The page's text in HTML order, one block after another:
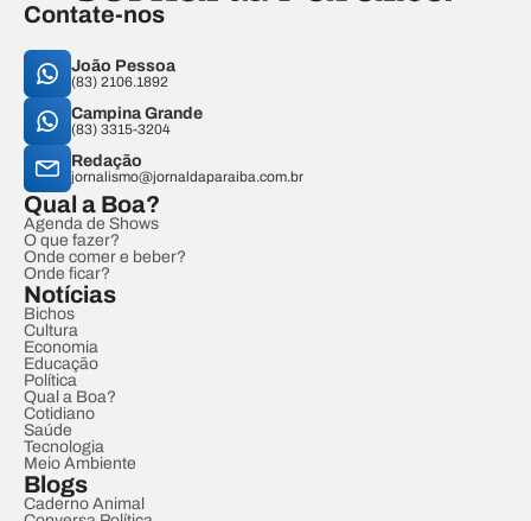
Contate-nos
João Pessoa
(83) 2106.1892
Campina Grande
(83) 3315-3204
Redação
jornalismo@jornaldaparaiba.com.br
Qual a Boa?
Agenda de Shows
O que fazer?
Onde comer e beber?
Onde ficar?
Notícias
Bichos
Cultura
Economia
Educação
Política
Qual a Boa?
Cotidiano
Saúde
Tecnologia
Meio Ambiente
Blogs
Caderno Animal